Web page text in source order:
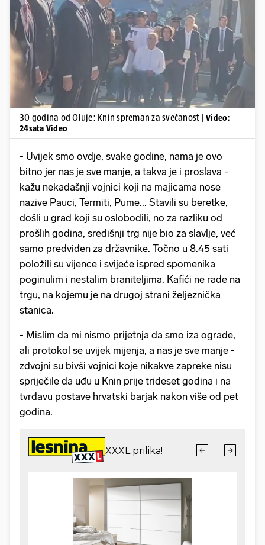
Pokretanje videa...
30 godina od Oluje: Knin spreman za svečanost
| Video:
24sata Video
- Uvijek smo ovdje, svake godine, nama je ovo
bitno jer nas je sve manje, a takva je i proslava -
kažu nekadašnji vojnici koji na majicama nose
nazive Pauci, Termiti, Pume... Stavili su beretke,
došli u grad koji su oslobodili, no za razliku od
prošlih godina, središnji trg nije bio za slavlje, već
samo predviđen za državnike. Točno u 8.45 sati
položili su vijence i svijeće ispred spomenika
poginulim i nestalim braniteljima. Kafići ne rade na
trgu, na kojemu je na drugoj strani željeznička
stanica.
- Mislim da mi nismo prijetnja da smo iza ograde,
ali protokol se uvijek mijenja, a nas je sve manje -
zdvojni su bivši vojnici koje nikakve zapreke nisu
spriječile da uđu u Knin prije trideset godina i na
tvrđavu postave hrvatski barjak nakon više od pet
godina.